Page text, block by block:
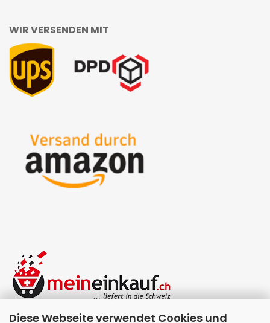
Diese Webseite verwendet Cookies und
WIR VERSENDEN MIT